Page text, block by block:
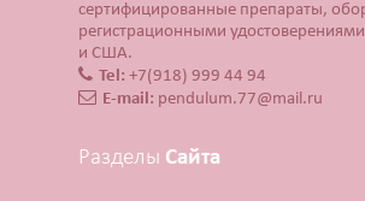
сертифицированные препараты,
регистрационными
и США.
Tel: +7(918) 999 44 94
E-mail: pendulum.77@mail.ru
Разделы Сайта